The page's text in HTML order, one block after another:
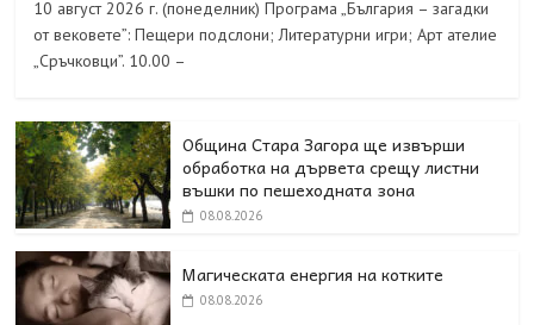
10 август 2026 г. (понеделник) Програма „България – загадки
от вековете”: Пещери подслони; Литературни игри; Арт ателие
„Сръчковци”. 10.00 –
Община Стара Загора ще извърши
обработка на дървета срещу листни
въшки по пешеходната зона
08.08.2026
Магическата енергия на котките
08.08.2026